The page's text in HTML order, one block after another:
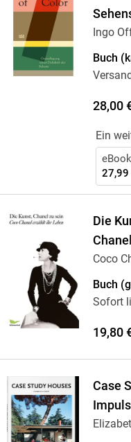
Ingo
Buch
28,00
Ein
27,99
Die
Coco
Buch
Sofort
19,80
Case